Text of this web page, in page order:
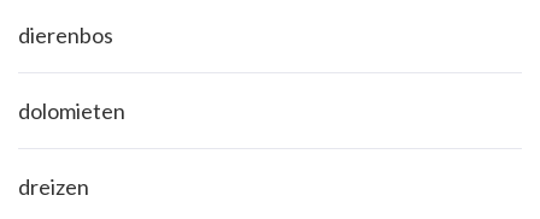
dierenbos
dolomieten
dreizen